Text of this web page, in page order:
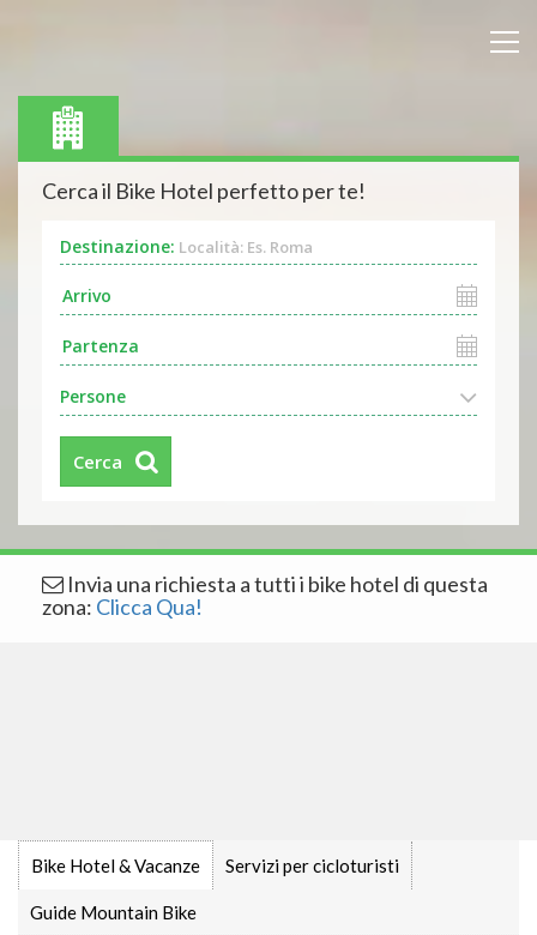
Cerca il Bike Hotel perfetto per te!
Destinazione: Località: Es. Roma
Persone
Cerca
Invia una richiesta a tutti i bike hotel di questa
zona: Clicca Qua!
Bike Hotel & Vacanze Servizi per cicloturisti
Guide Mountain Bike